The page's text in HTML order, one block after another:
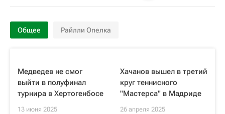
Общее Райлли Опелка
Медведев не смог
выйти в полуфинал
турнира в Хертогенбосе
13 июня 2025
Хачанов вышел в третий
круг теннисного
"Мастерса" в Мадриде
26 апреля 2025